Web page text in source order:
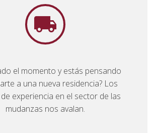


el momento y estás pensando
a una nueva residencia? Los
experiencia en el sector de las
mudanzas nos avalan.